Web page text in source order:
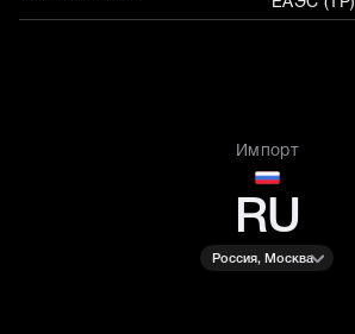
Импорт
RU
Россия, Москва